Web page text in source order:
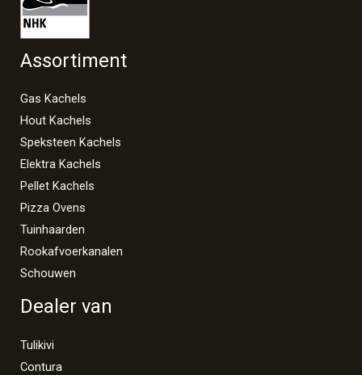
Assortiment
Gas Kachels
Hout Kachels
Speksteen Kachels
Elektra Kachels
Pellet Kachels
Pizza Ovens
Tuinhaarden
Rookafvoerkanalen
Schouwen
Dealer van
Tulikivi
Contura